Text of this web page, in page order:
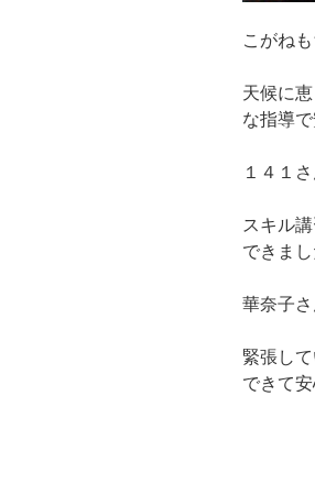
こがね
天候に
な指導
１４１
スキル
できま
華奈子さ
緊張し
できて